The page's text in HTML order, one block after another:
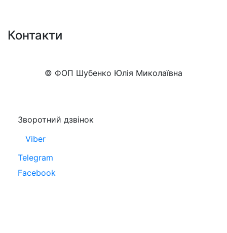
Контакти
© ФОП Шубенко Юлія Миколаївна
Зворотний дзвінок
Viber
Telegram
Facebook